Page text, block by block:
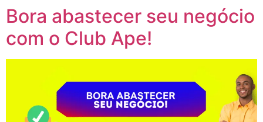
Bora abastecer seu negócio
com o Club Ape!